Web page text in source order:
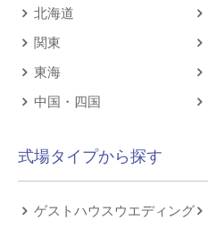
北海道
関東
東海
中国・四国
式場タイプから探す
ゲストハウスウエディング